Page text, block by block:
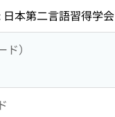
日本第二言語習得学会
）